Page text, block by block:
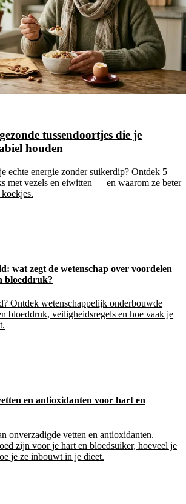
tussendoortjes die je
houden
echte energie zonder suikerdip? Ontdek 5
met vezels en eiwitten — en waarom ze beter
wat zegt de wetenschap over voordelen
bloeddruk?
Ontdek wetenschappelijk onderbouwde
bloeddruk, veiligheidsregels en hoe vaak je
en antioxidanten voor hart en
onverzadigde vetten en antioxidanten.
zijn voor je hart en bloedsuiker, hoeveel je
je ze inbouwt in je dieet.